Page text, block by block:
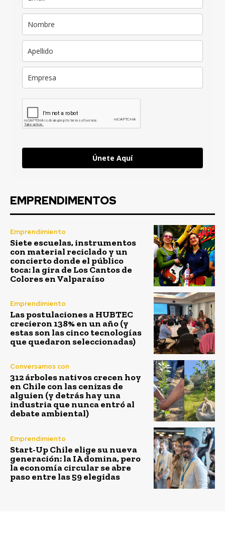
Únete Aquí
EMPRENDIMENTOS
Emprendimiento
Siete escuelas, instrumentos
con material reciclado y un
concierto donde el público
toca: la gira de Los Cantos de
Colores en Valparaíso
Emprendimiento
Las postulaciones a HUBTEC
crecieron 138% en un año (y
estas son las cinco tecnologías
que quedaron seleccionadas)
Conversamos con
312 árboles nativos crecen hoy
en Chile con las cenizas de
alguien (y detrás hay una
industria que nunca entró al
debate ambiental)
Emprendimiento
Start-Up Chile elige su nueva
generación: la IA domina, pero
la economía circular se abre
paso entre las 59 elegidas